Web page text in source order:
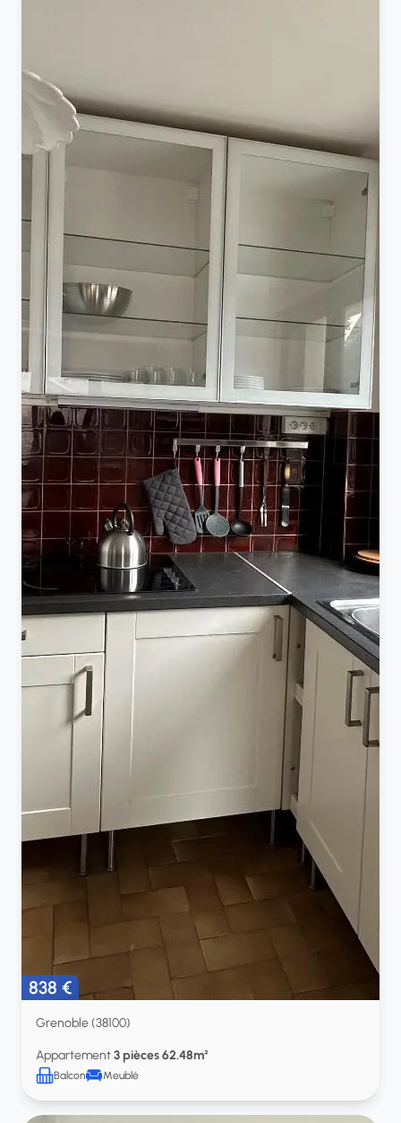
838 €
Grenoble (38100)
Appartement3 pièces 62.48m²
Balcon Meublé